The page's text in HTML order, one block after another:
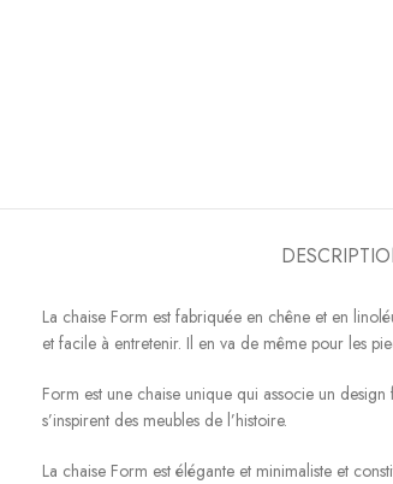
La chaise Form est fabriquée en chêne et en
et facile à entretenir. Il en va de même pour les
Form est une chaise unique qui associe un
s’inspirent des meubles de l’histoire.
La chaise Form est élégante et minimaliste et